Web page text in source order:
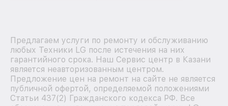
Предлагаем услуги по ремонту и обслуживанию
любых Техники LG после истечения на них
гарантийного срока. Наш Сервис центр в Казани
является неавторизованным центром.
Предложение цен на ремонт на сайте не является
публичной офертой, определяемой положениями
Статьи 437(2) Гражданского кодекса РФ. Все